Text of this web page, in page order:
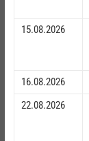
15.08.2026
16.08.2026
22.08.2026